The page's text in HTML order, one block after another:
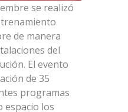
se realizó
de manera
del
El evento
de 35
programas
espacio los